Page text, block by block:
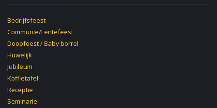
Bedrijfsfeest
Communie/Lentefeest
Doopfeest / Baby borrel
Huwelijk
Jubileum
Koffietafel
Receptie
Seminarie